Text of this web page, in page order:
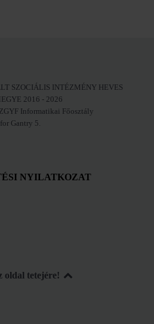
SZOCIÁLIS INTÉZMÉNY HEVES
2016 - 2026
Informatikai Főosztály
for Gantry 5.
NYILATKOZAT
oldal tetejére!